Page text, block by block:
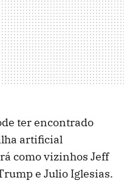
ter encontrado
artificial
como vizinhos Jeff
e Julio Iglesias.